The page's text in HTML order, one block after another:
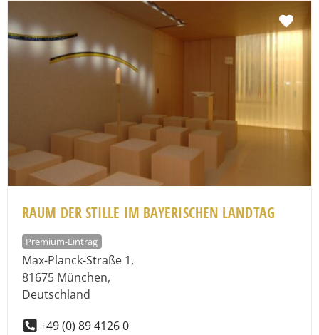
RAUM DER STILLE IM BAYERISCHEN LANDTAG
Premium-Eintrag
Max-Planck-Straße 1,
81675 München,
Deutschland
+49 (0) 89 4126 0